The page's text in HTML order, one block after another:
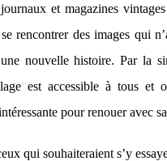
et magazines
rencontrer des images qui
nouvelle histoire. Par la
est accessible à tous et
pour renouer avec
qui souhaiteraient s’y